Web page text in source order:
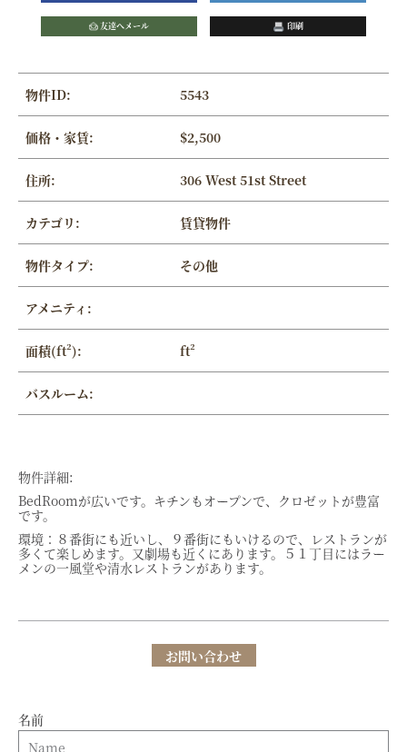
友達へメール 印刷
物件ID: 5543
価格・家賃: $2,500
住所: 306 West 51st Street
カテゴリ: 賃貸物件
物件タイプ: その他
アメニティ:
面積(ft²): ft²
バスルーム:
物件詳細:
BedRoomが広いです。キチンもオープンで、クロゼットが豊富
です。
環境：８番街にも近いし、９番街にもいけるので、レストランが
多くて楽しめます。又劇場も近くにあります。５１丁目にはラー
メンの一風堂や清水レストランがあります。
お問い合わせ
名前